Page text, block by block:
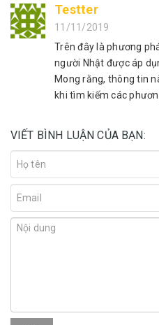
Testter
11/11/2019
Trên đây là phương
người Nhật được áp
Mong rằng, thông tin
khi tìm kiếm các
VIẾT BÌNH LUẬN CỦA BẠN: